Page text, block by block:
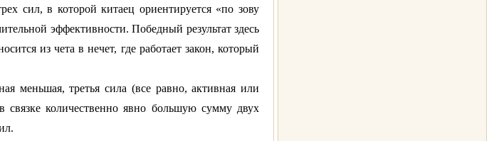
сил, в которой китаец ориентируется «по зову
эффективности. Победный результат здесь
из чета в нечет, где работает закон, который
меньшая, третья сила (все равно, активная или
связке количественно явно большую сумму двух